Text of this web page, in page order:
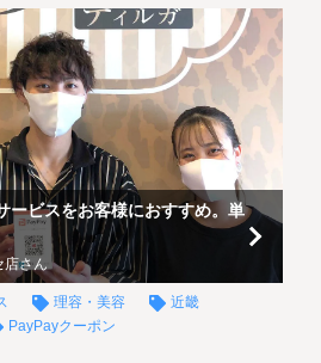
ービスをお客様におすすめ。単
店さん
理容・美容
近畿
PayPayクーポン